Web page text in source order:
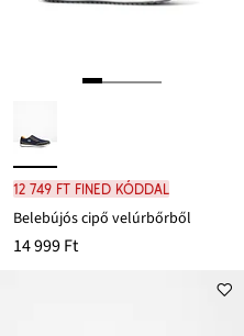
12 749 Ft FINED kóddal
Belebújós cipő velúrbőrből
14 999 Ft